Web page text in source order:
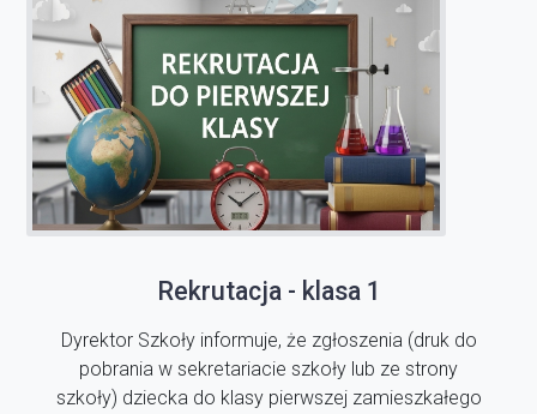
Rekrutacja - klasa 1
Dyrektor Szkoły informuje, że zgłoszenia (druk do
pobrania w sekretariacie szkoły lub ze strony
szkoły) dziecka do klasy pierwszej zamieszkałego